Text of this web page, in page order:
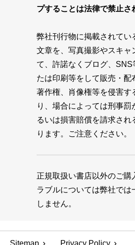
プすることは法律で禁止さ
弊社刊行物に掲載されてい
文章を、写真撮影やスキャ
て、許諾なくブログ、SNS
たは印刷等をして販売・配
著作権、肖像権等を侵害す
り、場合によっては刑事罰
るいは損害賠償を請求され
ります。ご注意ください。
正規取扱い書店以外のご購
ラブルについては弊社では
しません。
Sitemap Privacy Policy